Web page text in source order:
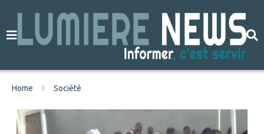
Home Société